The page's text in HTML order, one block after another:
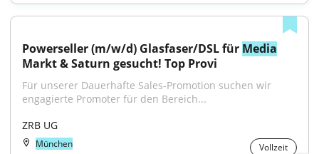
Powerseller (m/w/d) Glasfaser/DSL für Media
Markt & Saturn gesucht! Top Provi
Für unserer Dauerhafte Sales-Promotion suchen wir
engagierte Promoter für den Bereich...
ZRB UG
München Vollzeit